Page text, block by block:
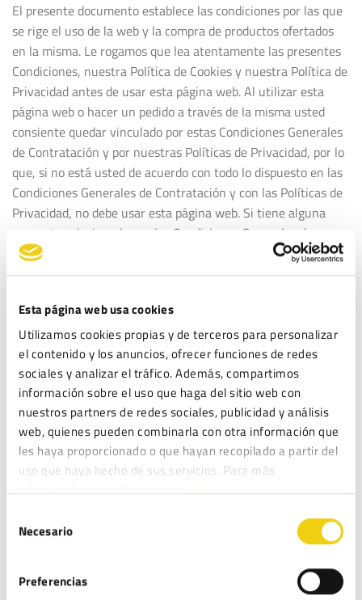
Esta página web usa cookies
Utilizamos cookies propias y de terceros para personalizar
el contenido y los anuncios, ofrecer funciones de redes
sociales y analizar el tráfico. Además, compartimos
información sobre el uso que haga del sitio web con
nuestros partners de redes sociales, publicidad y análisis
web, quienes pueden combinarla con otra información que
les haya proporcionado o que hayan recopilado a partir del
uso que haya hecho de sus servicios. Para más
información consulte nuestraPolítica de cookies.
Necesario
Preferencias
El presente documento establece las condiciones por las que
se rige el uso de la web y la compra de productos ofertados
en la misma. Le rogamos que lea atentamente las presentes
Condiciones, nuestra Política de Cookies y nuestra Política de
Privacidad antes de usar esta página web. Al utilizar esta
página web o hacer un pedido a través de la misma usted
consiente quedar vinculado por estas Condiciones Generales
de Contratación y por nuestras Políticas de Privacidad, por lo
que, si no está usted de acuerdo con todo lo dispuesto en las
Condiciones Generales de Contratación y con las Políticas de
Privacidad, no debe usar esta página web. Si tiene alguna
pregunta relacionada con las Condiciones Generales de
Contratación o las Políticas de Privacidad, puede ponerse en
contacto con nosotros a en las vías de contacto indicadas en
NUESTROS DATOS
La venta de artículos a través de esta página web es
realizada por parte de SYMLOGIC, SL, sociedad española con
domicilio en Avenida de los Rectores, 2-4,30100, EL PUNTAL,
MURCIA, y B73199283, con teléfono 968902975 y correo
electrónico formacion@legitec.com
SUS DATOS Y SUS VISITAS A ESTA PÁGINA WEB
tratados con arreglo a lo establecido en las Políticas de
Privacidad. Al hacer uso de esta página web usted consiente
el tratamiento de dicha información y datos y a su vez,
declara que toda la información o datos que nos facilite son